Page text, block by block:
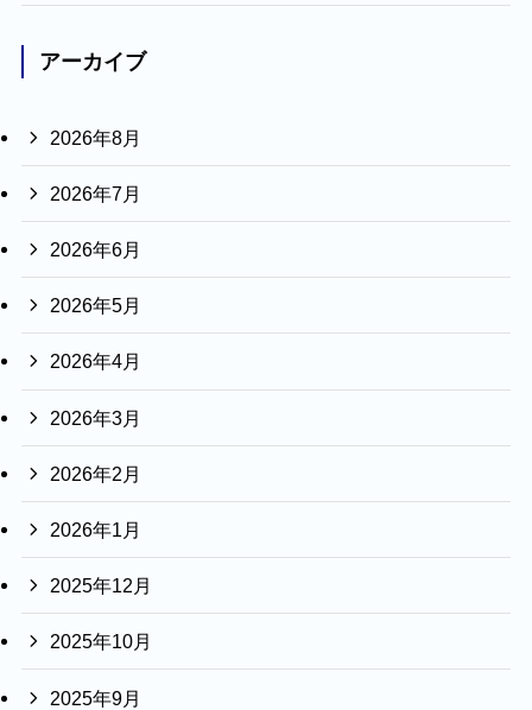
アーカイブ
2026年8月
2026年7月
2026年6月
2026年5月
2026年4月
2026年3月
2026年2月
2026年1月
2025年12月
2025年10月
2025年9月